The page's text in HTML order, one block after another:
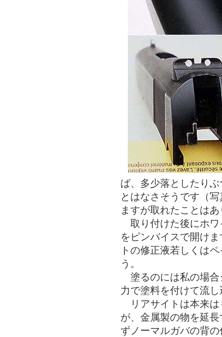
ば、多少落としたり
とはなさそうです（
ますが取れたことは
取り付けた後にホワ
をピンバイスで開け
トの修正液若しくは
う。
塗るのには私の場合
力で塗料を付けて流
リアサイトは本来は
が、金属製の物を延
ずノーマルガバの背